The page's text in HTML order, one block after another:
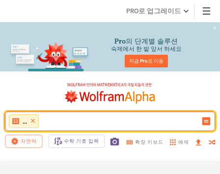
PRO로 업그레이드
Pro의 단계별 솔루션
숙제에서 한 발 앞서 하세요
지금 Pro로 이동
...
자연어 수학 기호 입력 확장 키보드 예제